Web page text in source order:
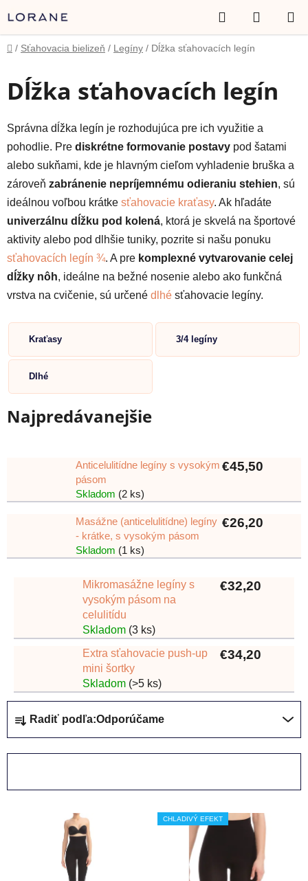
na
obsah
Hľadať
KOŠÍK
Domov
/ Sťahovacia bielizeň / Legíny / Dĺžka sťahovacích legín
Dĺžka sťahovacích legín
Správna dĺžka legín je rozhodujúca pre ich využitie a
pohodlie. Pre diskrétne formovanie postavy pod šatami
alebo sukňami, kde je hlavným cieľom vyhladenie bruška a
zároveň zabránenie nepríjemnému odieraniu stehien, sú
ideálnou voľbou krátke sťahovacie kraťasy. Ak hľadáte
univerzálnu dĺžku pod kolená, ktorá je skvelá na športové
aktivity alebo pod dlhšie tuniky, pozrite si našu ponuku
sťahovacích legín ¾. A pre komplexné vytvarovanie celej
dĺžky nôh, ideálne na bežné nosenie alebo ako funkčná
vrstva na cvičenie, sú určené dlhé sťahovacie legíny.
Kraťasy 3/4 legíny
Dlhé
Najpredávanejšie
Anticelulitídne legíny s vysokým
pásom
Skladom (2 ks)
€45,50
Masážne (anticelulitídne) legíny
- krátke, s vysokým pásom
Skladom (1 ks)
€26,20
Mikromasážne legíny s
vysokým pásom na
celulitídu
Skladom (3 ks)
€32,20
Extra sťahovacie push-up
mini šortky
Skladom (>5 ks)
€34,20
R
a
d
Radiť podľa:Odporúčame
CHLADIVÝ EFEKT